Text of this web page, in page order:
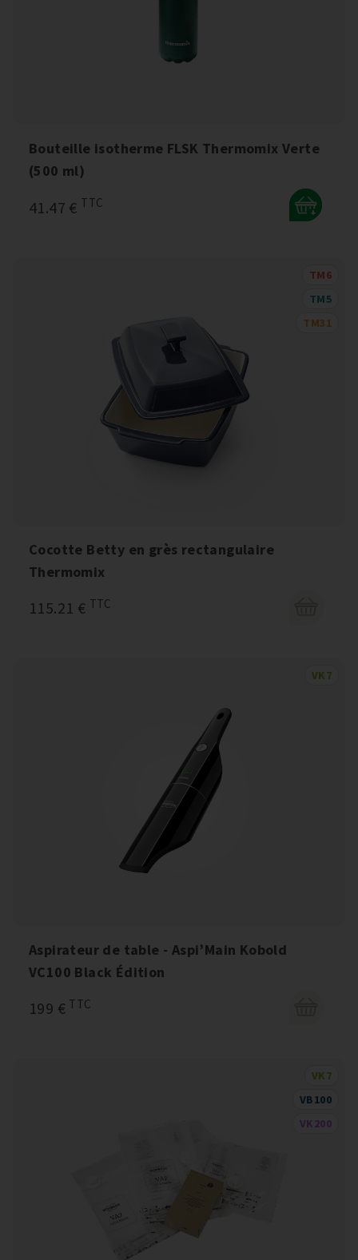
Bouteille isotherme FLSK Thermomix Verte
(500 ml)
41.47 € TTC
+
TM6
TM5
TM31
Cocotte Betty en grès rectangulaire
Thermomix
115.21 € TTC
VK7
Aspirateur de table - Aspi’Main Kobold
VC100 Black Édition
199 € TTC
VK7
VB100
VK200